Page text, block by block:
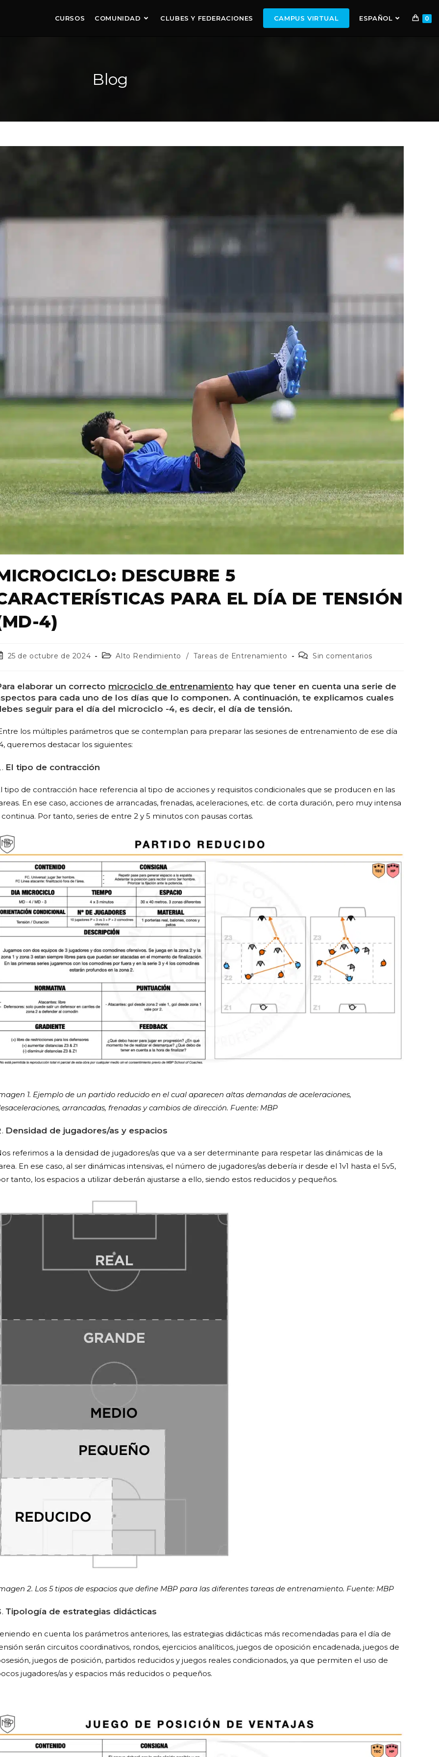
CURSOS COMUNIDAD CLUBES Y FEDERACIONES CAMPUS VIRTUAL ESPAÑOL 0
Blog
DESCUBRE 5
PARA EL DÍA DE TENSIÓN
4)
25 de octubre de 2024 Alto Rendimiento / Tareas de Entrenamiento Sin comentarios
elaborar un correcto microciclo de entrenamiento hay que tener en cuenta una serie de
para cada uno de los días que lo componen. A continuación, te explicamos cuales
seguir para el día del microciclo -4, es decir, el día de tensión.
los múltiples parámetros que se contemplan para preparar las sesiones de entrenamiento de ese día
queremos destacar los siguientes:
El tipo de contracción
tipo de contracción hace referencia al tipo de acciones y requisitos condicionales que se producen en las
En ese caso, acciones de arrancadas, frenadas, aceleraciones, etc. de corta duración, pero muy intensa
continua. Por tanto, series de entre 2 y 5 minutos con pausas cortas.
1. Ejemplo de un partido reducido en el cual aparecen altas demandas de aceleraciones,
arrancadas, frenadas y cambios de dirección. Fuente: MBP
Densidad de jugadores/as y espacios
referimos a la densidad de jugadores/as que va a ser determinante para respetar las dinámicas de la
En ese caso, al ser dinámicas intensivas, el número de jugadores/as debería ir desde el 1v1 hasta el 5v5,
tanto, los espacios a utilizar deberán ajustarse a ello, siendo estos reducidos y pequeños.
2. Los 5 tipos de espacios que define MBP para las diferentes tareas de entrenamiento. Fuente: MBP
Tipología de estrategias didácticas
en cuenta los parámetros anteriores, las estrategias didácticas más recomendadas para el día de
serán circuitos coordinativos, rondos, ejercicios analíticos, juegos de oposición encadenada, juegos de
juegos de posición, partidos reducidos y juegos reales condicionados, ya que permiten el uso de
jugadores/as y espacios más reducidos o pequeños.